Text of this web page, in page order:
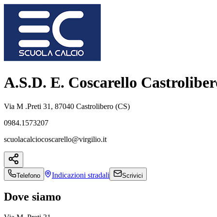
A.S.D. E. Coscarello
Via M .Preti 31, 87040 Castrolibero (CS)
0984.1573207
scuolacalciocoscarello@virgilio.it
Telefono Indicazioni stradali Scrivici
Dove siamo